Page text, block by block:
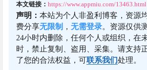
本文链接： https://www.appmiu.com/13463.html
声明： 本站为个人非盈利博客，资源
费分享无限制 ， 无需登录。资源仅供
24小时内删除，任何个人或组织，在
时，禁止复制、盗用、采集。请支持
了您的合法权益，可联系我们处理。